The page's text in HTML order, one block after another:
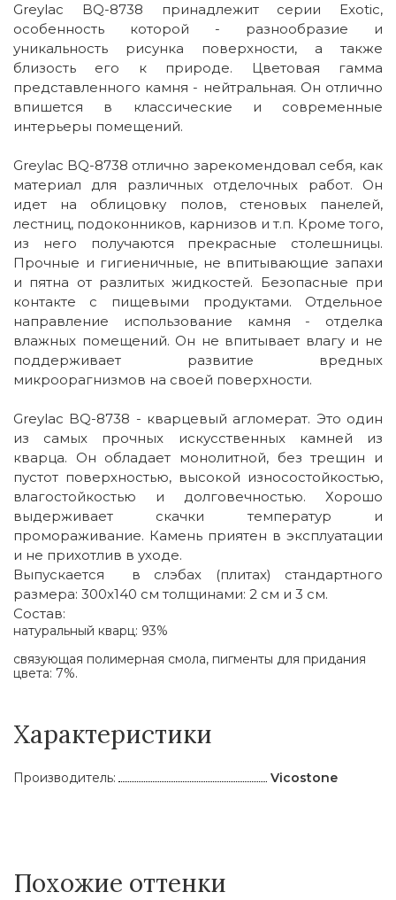
Greylac BQ-8738 принадлежит серии Exotic,
особенность которой - разнообразие и
уникальность рисунка поверхности, а также
близость его к природе. Цветовая гамма
представленного камня - нейтральная. Он отлично
впишется в классические и современные
интерьеры помещений.
Greylac BQ-8738 отлично зарекомендовал себя, как
материал для различных отделочных работ. Он
идет на облицовку полов, стеновых панелей,
лестниц, подоконников, карнизов и т.п. Кроме того,
из него получаются прекрасные столешницы.
Прочные и гигиеничные, не впитывающие запахи
и пятна от разлитых жидкостей. Безопасные при
контакте с пищевыми продуктами. Отдельное
направление использование камня - отделка
влажных помещений. Он не впитывает влагу и не
поддерживает развитие вредных
микроорагнизмов на своей поверхности.
Greylac BQ-8738 - кварцевый агломерат. Это один
из самых прочных искусственных камней из
кварца. Он обладает монолитной, без трещин и
пустот поверхностью, высокой износостойкостью,
влагостойкостью и долговечностью. Хорошо
выдерживает скачки температур и
промораживание. Камень приятен в эксплуатации
и не прихотлив в уходе.
Выпускается в слэбах (плитах) стандартного
размера: 300x140 cм толщинами: 2 см и 3 см.
Состав:
натуральный кварц: 93%
связующая полимерная смола, пигменты для придания
цвета: 7%.
Характеристики
Производитель: Vicostone
Похожие оттенки